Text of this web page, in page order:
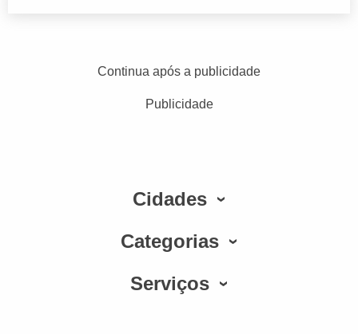
Continua após a publicidade
Publicidade
Cidades
Categorias
Serviços